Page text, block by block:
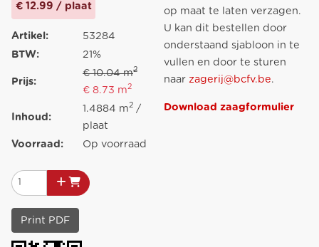
€ 12.99 / plaat
Artikel:
53284
BTW:
21%
Prijs:
€ 10.04 m2
€ 8.73 m2
Inhoud:
1.4884 m2 /
plaat
Voorraad:
Op voorraad
Print PDF
op maat te laten verzagen.
U kan dit bestellen door
onderstaand sjabloon in te
vullen en door te sturen
naar zagerij@bcfv.be.
Download zaagformulier